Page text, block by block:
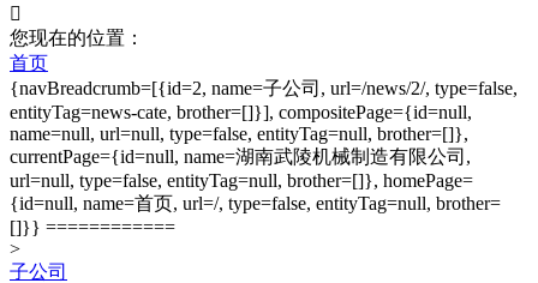

您现在的位置：
首页
{navBreadcrumb=[{id=2, name=子公司, url=/news/2/, type=false,
entityTag=news-cate, brother=[]}], compositePage={id=null,
name=null, url=null, type=false, entityTag=null, brother=[]},
currentPage={id=null, name=湖南武陵机械制造有限公司,
url=null, type=false, entityTag=null, brother=[]}, homePage=
{id=null, name=首页, url=/, type=false, entityTag=null, brother=
[]}} ============
>
子公司